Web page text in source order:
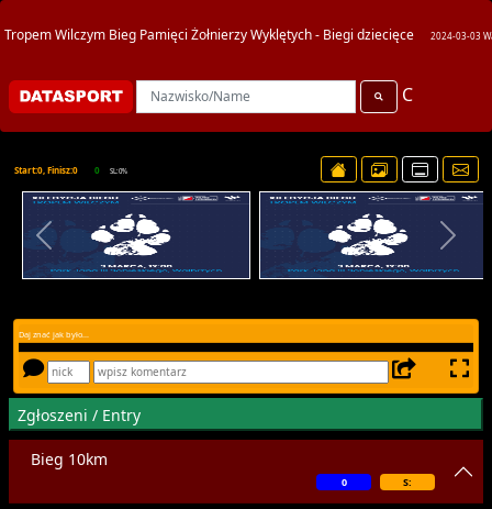
Tropem Wilczym Bieg Pamięci Żołnierzy Wyklętych - Biegi dziecięce 2024-03-03
C
Start:0, Finisz:0 0 SL:0%
Daj znać jak było...
Zgłoszeni / Entry
Bieg 10km
S:
0